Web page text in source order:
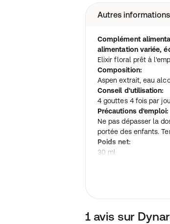
Autres
Complément
alimentation variée,
Elixir floral prêt à
Composition:
Aspen extrait, eau
Conseil d'utilisation:
4 gouttes 4 fois par
Précautions d'emploi:
Ne pas dépasser la
portée des enfants.
Poids net:
30 ml
Laboratoire Dynarop
1 avis sur